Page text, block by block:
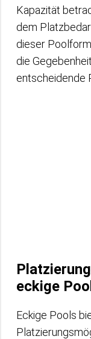
Kapazität
dem
dieser
die
entscheidende
eckige
Eckige Pools